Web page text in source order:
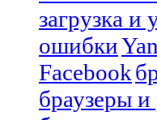
загрузка и
ошибки
Facebook
браузеры